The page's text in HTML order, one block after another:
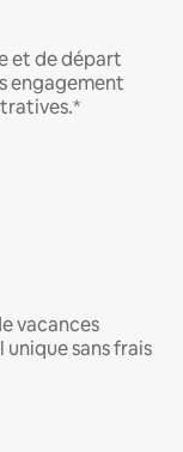
et de départ
engagement
vacances
sans frais